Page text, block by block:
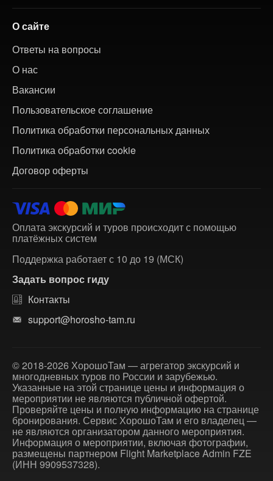
О сайте
Ответы на вопросы
О нас
Вакансии
Пользовательское соглашение
Политика обработки персональных данных
Политика обработки cookie
Договор оферты
Оплата экскурсий и туров происходит с помощью
платёжных систем
Поддержка работает с 10 до 19 (МСК)
Задать вопрос гиду
Контакты
support@horosho-tam.ru
© 2018-2026 ХорошоТам — агрегатор экскурсий и
многодневных туров по России и зарубежью.
Указанные на этой странице цены и информация о
мероприятии не являются публичной офертой.
Проверяйте цены и полную информацию на странице
бронирования. Сервис ХорошоТам и его владелец —
не являются организатором данного мероприятия.
Информация о мероприятии, включая фотографии,
размещены партнером Flight Marketplace Admin FZE
(ИНН 9909537328).